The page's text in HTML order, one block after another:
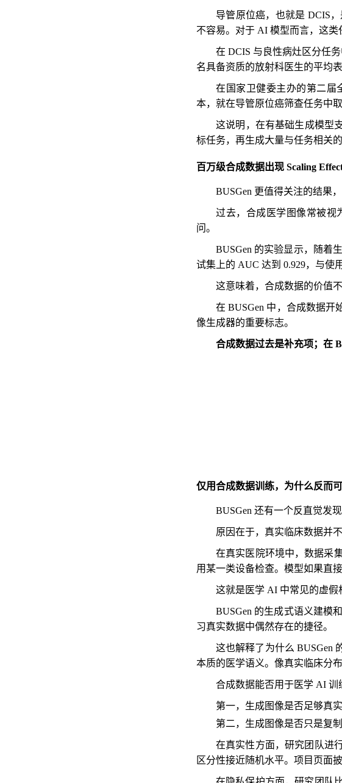
导管原位癌，也就是 DCIS
不容易。对于 AI 模型而言，这类
在 DCIS 与良性病灶区分任
名具备资质的放射科医生的平均
在国家卫健委主办的第二届
本，就在导管原位癌筛查任务中
这说明，在有基础生成模型
标任务，再生成大量与任务相关
百万级合成数据出现 Scaling
BUSGen 更值得关注的结果
过去，合成医学图像常被视
问。
BUSGen 的实验显示，随着
试集上的 AUC 达到 0.929，与使
这意味着，合成数据的价值
在 BUSGen 中，合成数据开
像生成器的重要标志。
合成数据过去是补充项；在
仅用合成数据训练，为什么反而可
BUSGen 还有一个反直觉发
原因在于，真实临床数据并不
在真实医院环境中，数据采
用某一类设备检查。模型如果直
这就是医学 AI 中常见的虚假
BUSGen 的生成式语义建模
习真实数据中偶然存在的捷径。
这也解释了为什么 BUSGen
本质的医学语义。像真实临床分
合成数据能否用于医学 AI 训
第一，生成图像是否足够真实
第二，生成图像是否只是复
在真实性方面，研究团队进
区分性接近随机水平。项目页面